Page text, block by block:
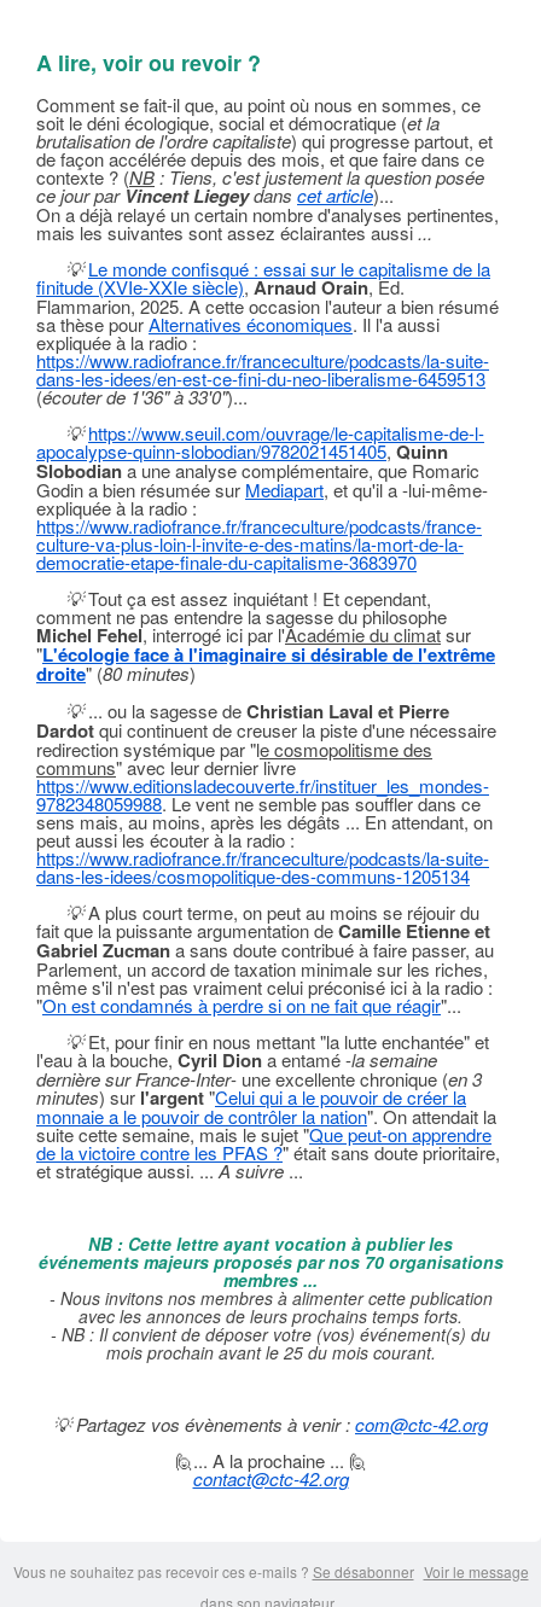
A lire, voir ou revoir ?
Comment se fait-il que, au point où nous en sommes, ce
soit le déni écologique, social et démocratique (et la
brutalisation de l'ordre capitaliste) qui progresse partout, et
de façon accélérée depuis des mois, et que faire dans ce
contexte ? (NB : Tiens, c'est justement la question posée
ce jour parVincent Liegeydans cet article)...
On a déjà relayé un certain nombre d'analyses pertinentes,
mais les suivantes sont assez éclairantes aussi ...
💡 Le monde confisqué : essai sur le capitalisme de la
finitude (XVIe-XXIe siècle),Arnaud Orain, Ed.
Flammarion, 2025. A cette occasion l'auteur a bien résumé
sa thèse pourAlternatives économiques. Il l'a aussi
expliquée à la radio :
https://www.radiofrance.fr/franceculture/podcasts/la-suite-
dans-les-idees/en-est-ce-fini-du-neo-liberalisme-6459513
(écouter de 1'36" à 33'0")...
💡 https://www.seuil.com/ouvrage/le-capitalisme-de-l-
apocalypse-quinn-slobodian/9782021451405,Quinn
Slobodiana une analyse complémentaire, que Romaric
Godin a bien résumée sur Mediapart, et qu'il a -lui-même-
expliquée à la radio :
https://www.radiofrance.fr/franceculture/podcasts/france-
culture-va-plus-loin-l-invite-e-des-matins/la-mort-de-la-
democratie-etape-finale-du-capitalisme-3683970
💡Tout ça est assez inquiétant ! Et cependant,
comment ne pas entendre la sagesse du philosophe
Michel Fehel, interrogé ici par l'Académie du climatsur
"L'écologie face à l'imaginaire si désirable de l'extrême
droite" (80 minutes)
💡... ou la sagesse deChristian Laval et Pierre
Dardotqui continuent de creuser la piste d'une nécessaire
redirection systémique par "le cosmopolitisme des
communs" avec leur dernier livre
https://www.editionsladecouverte.fr/instituer_les_mondes-
9782348059988. Le vent ne semble pas souffler dans ce
sens mais, au moins, après les dégâts ... En attendant, on
peut aussi les écouter à la radio :
https://www.radiofrance.fr/franceculture/podcasts/la-suite-
dans-les-idees/cosmopolitique-des-communs-1205134
💡A plus court terme, on peut au moins se réjouir du
fait que la puissante argumentation deCamille Etienne et
Gabriel Zucmana sans doute contribué à faire passer, au
Parlement, un accord de taxation minimale sur les riches,
même s'il n'est pas vraiment celui préconisé ici à la radio :
"On est condamnés à perdre si on ne fait que réagir"...
💡Et, pour finir en nous mettant "la lutte enchantée" et
l'eau à la bouche, Cyril Diona entamé -la semaine
dernière sur France-Inter- une excellente chronique (en 3
minutes) sur l'argent"Celui qui a le pouvoir de créer la
monnaie a le pouvoir de contrôler la nation". On attendait la
suite cette semaine, mais le sujet "Que peut-on apprendre
de la victoire contre les PFAS ?" était sans doute prioritaire,
et stratégique aussi. ...A suivre ...
NB : Cette lettre ayant vocation à publier les
événements majeurs proposés par nos 70 organisations
membres ...
- Nous invitons nos membres à alimenter cette publication
avec les annonces de leurs prochains temps forts.
- NB : Il convient de déposer votre (vos) événement(s) du
mois prochain avant le 25 du mois courant.
💡Partagez vos évènements à venir :com@ctc-42.org
🙋... A la prochaine ... 🙋‍
contact@ctc-42.org
Vous ne souhaitez pas recevoir ces e-mails ? Se désabonner Voir le message
dans son navigateur